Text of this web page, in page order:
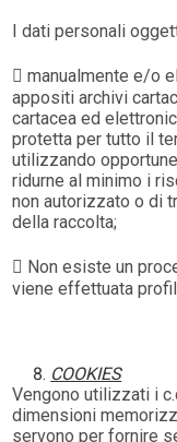
I dati personali
 manualmente e/o
appositi archivi
cartacea ed
protetta per tutto il
utilizzando
ridurne al minimo i
non autorizzato o di
della raccolta;
 Non esiste un
viene effettuata
COOKIES
Vengono utilizzati i
dimensioni
servono per fornire